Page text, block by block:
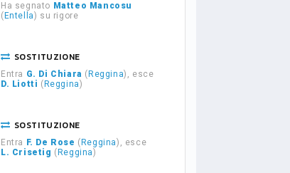
Ha segnato Matteo Mancosu
( Entella) su rigore
SOSTITUZIONE
Entra G. Di Chiara ( Reggina), esce
D. Liotti ( Reggina)
SOSTITUZIONE
Entra F. De Rose ( Reggina), esce
L. Crisetig ( Reggina)